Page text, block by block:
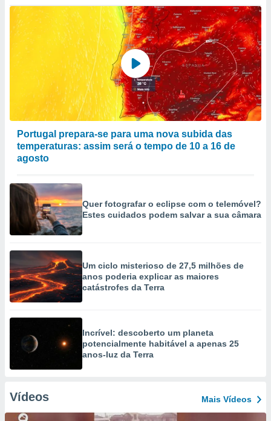
Portugal prepara-se para uma nova subida das
temperaturas: assim será o tempo de 10 a 16 de
agosto
Quer fotografar o eclipse com o telemóvel?
Estes cuidados podem salvar a sua câmara
Um ciclo misterioso de 27,5 milhões de
anos poderia explicar as maiores
catástrofes da Terra
Incrível: descoberto um planeta
potencialmente habitável a apenas 25
anos-luz da Terra
Vídeos Mais Vídeos